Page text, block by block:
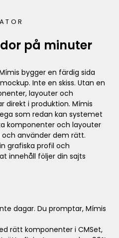
på minuter
bygger en färdig sida
Inte en skiss. Utan en
layouter och
direkt i produktion. Mímis
som redan kan systemet
komponenter och layouter
använder dem rätt.
grafiska profil och
innehåll följer din sajts
dagar. Du promptar, Mímis
rätt komponenter i CMSet,